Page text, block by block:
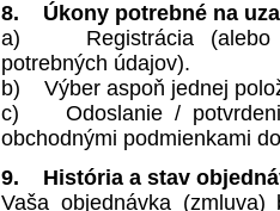
8. Úkony potrebné na
a) Registrácia (alebo
potrebných údajov).
b) Výber aspoň jednej
c) Odoslanie /
obchodnými podmienkami
9. História a stav
Vaša objednávka